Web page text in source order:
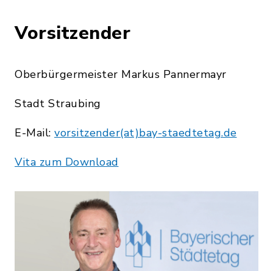
Vorsitzender
Oberbürgermeister Markus Pannermayr
Stadt Straubing
E-Mail: vorsitzender(at)bay-staedtetag.de
Vita zum Download